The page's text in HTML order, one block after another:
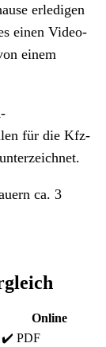
erledigen
einen Video-
einem
für die Kfz-
ca. 3
Online
✔️ PDF